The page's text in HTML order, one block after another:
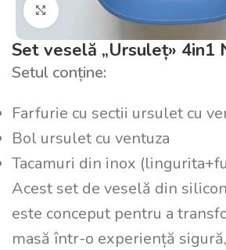
Click pentru a mări
Set veselă „Ursuleț» 4in1
Setul conține:
Farfurie cu sectii ursulet cu
Bol ursulet cu ventuza
Tacamuri din inox
Acest set de veselă din
este conceput pentru a
masă într-o experiență